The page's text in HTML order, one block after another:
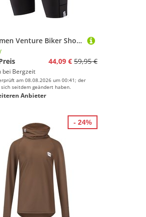
Eivy Damen Venture Biker Shorts
44,09 € 59,95 €
bei Bergzeit
am 08.08.2026 um 00:41; der
sich seitdem geändert haben.
Anbieter
- 24%